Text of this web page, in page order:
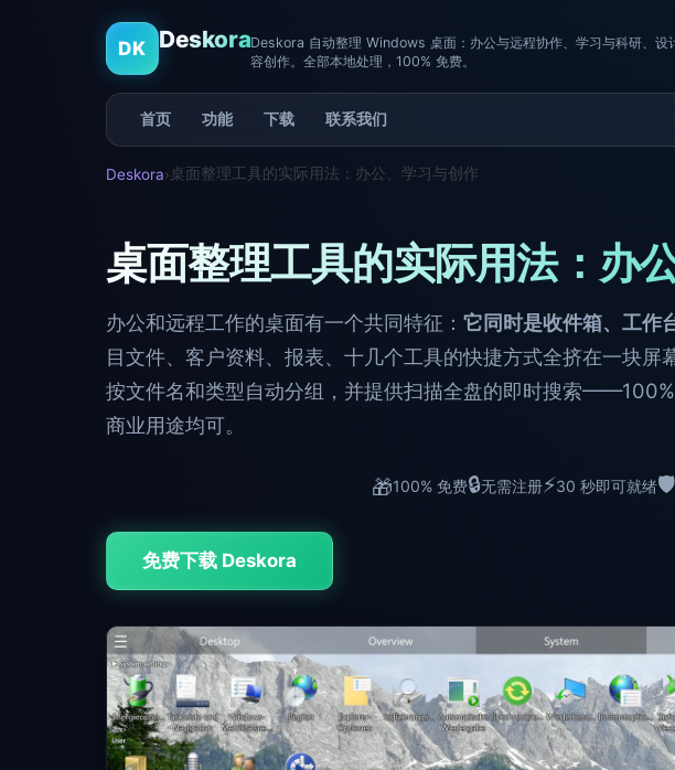
DK DeskoraDeskora 自动整理 Windows 桌面：办公与远程协作、学习与科研、设
容创作。全部本地处理，100% 免费。
首页 功能 下载 联系我们
Deskora› 桌面整理工具的实际用法：办公、学习与创作
桌面整理工具的实际用法：办
办公和远程工作的桌面有一个共同特征： 它同时是收件箱、工作
目文件、客户资料、报表、十几个工具的快捷方式全挤在一块屏
按文件名和类型自动分组，并提供扫描全盘的即时搜索
商业用途均可。
🎁100% 免费🔒无需注册⚡30 秒即可就绪🛡️
免费下载 Deskora